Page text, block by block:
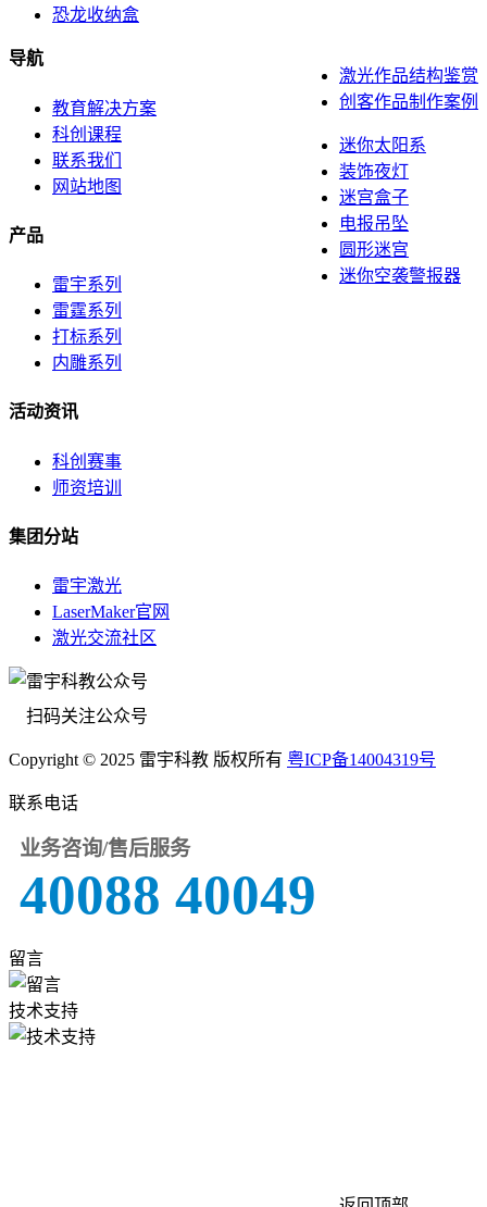
恐龙收纳盒
激光作品结构鉴赏
创客作品制作案例
迷你太阳系
装饰夜灯
迷宫盒子
电报吊坠
圆形迷宫
迷你空袭警报器
导航
教育解决方案
科创课程
联系我们
网站地图
产品
雷宇系列
雷霆系列
打标系列
内雕系列
活动资讯
科创赛事
师资培训
集团分站
雷宇激光
LaserMaker官网
激光交流社区
扫码关注公众号
Copyright © 2025 雷宇科教 版权所有 粤ICP备14004319号
联系电话
业务咨询/售后服务
40088 40049
留言
技术支持